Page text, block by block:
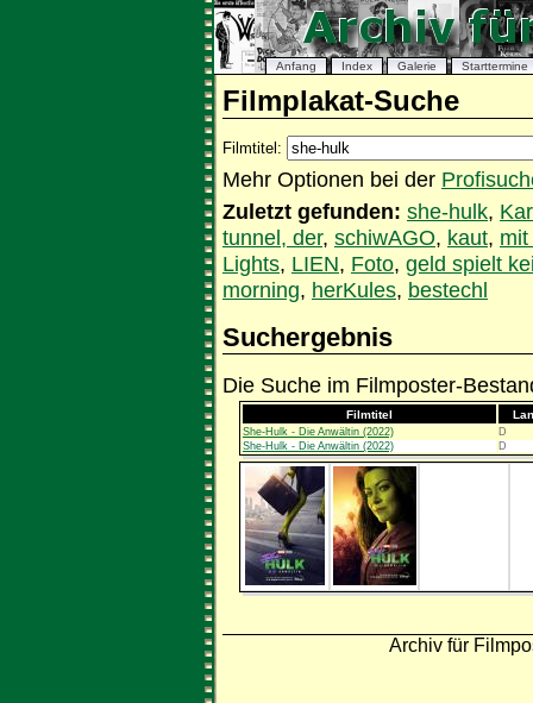
Anfang Index Galerie Starttermine
Filmplakat-Suche
Filmtitel:
Mehr Optionen bei der
Zuletzt gefunden: she-hulk,
tunnel, der, schiwAGO, kaut,
Lights, LIEN, Foto, geld spielt
morning, herKules, bestechl
Suchergebnis
Die Suche im Filmposter-
Filmtitel
She-Hulk - Die Anwältin (2022)
D
She-Hulk - Die Anwältin (2022)
D
Archiv für